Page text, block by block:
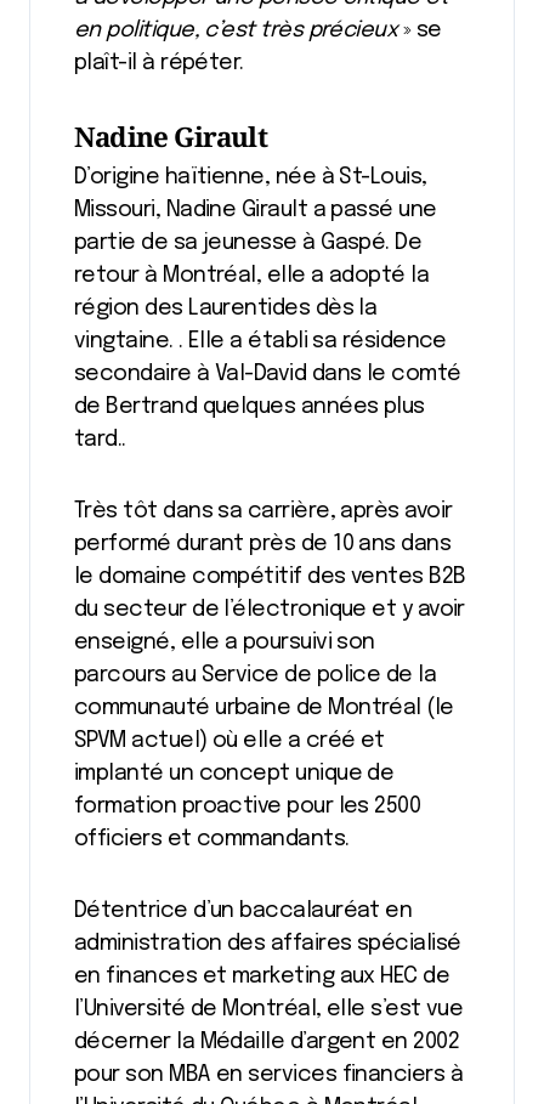
en politique, c’est très précieux» se
plaît-il à répéter.
Nadine Girault
D’origine haïtienne, née à St-Louis,
Missouri, Nadine Girault a passé une
partie de sa jeunesse à Gaspé. De
retour à Montréal, elle a adopté la
région des Laurentides dès la
vingtaine. . Elle a établi sa résidence
secondaire à Val-David dans le comté
de Bertrand quelques années plus
tard..
Très tôt dans sa carrière, après avoir
performé durant près de 10 ans dans
le domaine compétitif des ventes B2B
du secteur de l’électronique et y avoir
enseigné, elle a poursuivi son
parcours au Service de police de la
communauté urbaine de Montréal (le
SPVM actuel) où elle a créé et
implanté un concept unique de
formation proactive pour les 2500
officiers et commandants.
Détentrice d’un baccalauréat en
administration des affaires spécialisé
en finances et marketing aux HEC de
l’Université de Montréal, elle s’est vue
décerner la Médaille d’argent en 2002
pour son MBA en services financiers à